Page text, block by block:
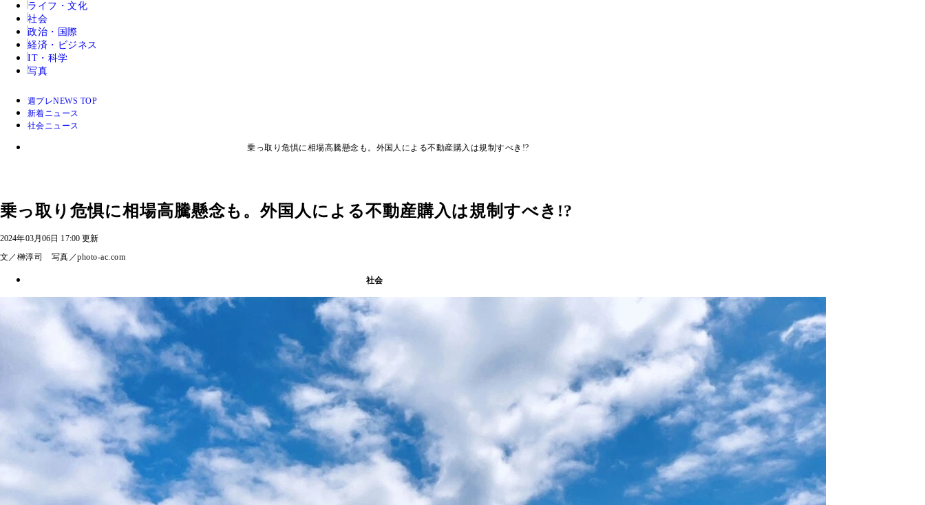
ライフ・文化
社会
政治・国際
経済・ビジネス
IT・科学
写真
週プレNEWS TOP
新着ニュース
社会ニュース
乗っ取り危惧に相場高騰懸念も。外国人による不動産購入は規制すべき!?
乗っ取り危惧に相場高騰懸念も。外国人による不動産購入は規制すべき!?
2024年03月06日 17:00 更新
文／榊淳司 写真／photo-ac.com
社会